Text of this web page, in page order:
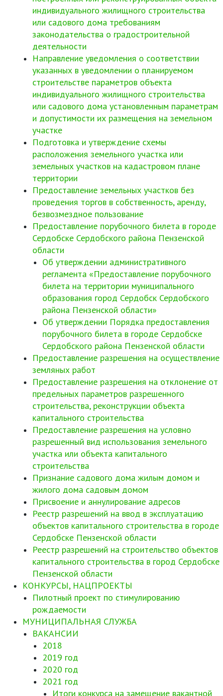
индивидуального жилищного строительства
или садового дома требованиям
законодательства о градостроительной
деятельности
Направление уведомления о соответствии
указанных в уведомлении о планируемом
строительстве параметров объекта
индивидуального жилищного строительства
или садового дома установленным параметрам
и допустимости их размещения на земельном
участке
Подготовка и утверждение схемы
расположения земельного участка или
земельных участков на кадастровом плане
территории
Предоставление земельных участков без
проведения торгов в собственность, аренду,
безвозмездное пользование
Предоставление порубочного билета в городе
Сердобске Сердобского района Пензенской
области
Об утверждении административного
регламента «Предоставление порубочного
билета на территории муниципального
образования город Сердобск Сердобского
района Пензенской области»
Об утверждении Порядка предоставления
порубочного билета в городе Сердобске
Сердобского района Пензенской области
Предоставление разрешения на осуществление
земляных работ
Предоставление разрешения на отклонение от
предельных параметров разрешенного
строительства, реконструкции объекта
капитального строительства
Предоставление разрешения на условно
разрешенный вид использования земельного
участка или объекта капитального
строительства
Признание садового дома жилым домом и
жилого дома садовым домом
Присвоение и аннулирование адресов
Реестр разрешений на ввод в эксплуатацию
объектов капитального строительства в городе
Сердобске Пензенской области
Реестр разрешений на строительство объектов
капитального строительства в город Сердобске
Пензенской области
КОНКУРСЫ, НАЦПРОЕКТЫ
Пилотный проект по стимулированию
рождаемости
МУНИЦИПАЛЬНАЯ СЛУЖБА
ВАКАНСИИ
2018
2019 год
2020 год
2021 год
Итоги конкурса на замещение вакантной